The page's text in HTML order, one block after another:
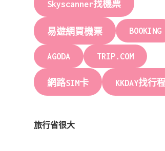
Skyscanner找機票
易遊網買機票 BOOKING
AGODA TRIP.COM
網路SIM卡 KKDAY找行
旅行省很大